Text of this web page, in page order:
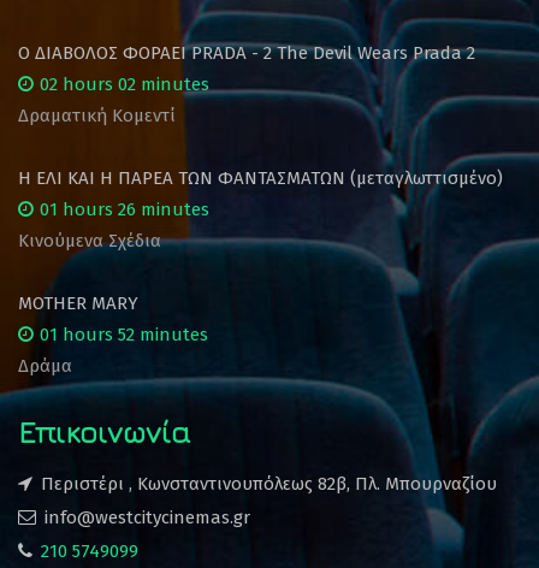
Ο ΔΙΑΒΟΛΟΣ ΦΟΡΑΕΙ PRADA - 2 The Devil Wears Prada 2
02 hours 02 minutes
Δραματική Κομεντί
Η ΕΛΙ ΚΑΙ Η ΠΑΡΕΑ ΤΩΝ ΦΑΝΤΑΣΜΑΤΩΝ (μεταγλωττισμένο)
01 hours 26 minutes
Κινούμενα Σχέδια
MOTHER MARY
01 hours 52 minutes
Δράμα
Επικοινωνία
Περιστέρι , Κωνσταντινουπόλεως 82β, Πλ. Μπουρναζίου
info@westcitycinemas.gr
210 5749099